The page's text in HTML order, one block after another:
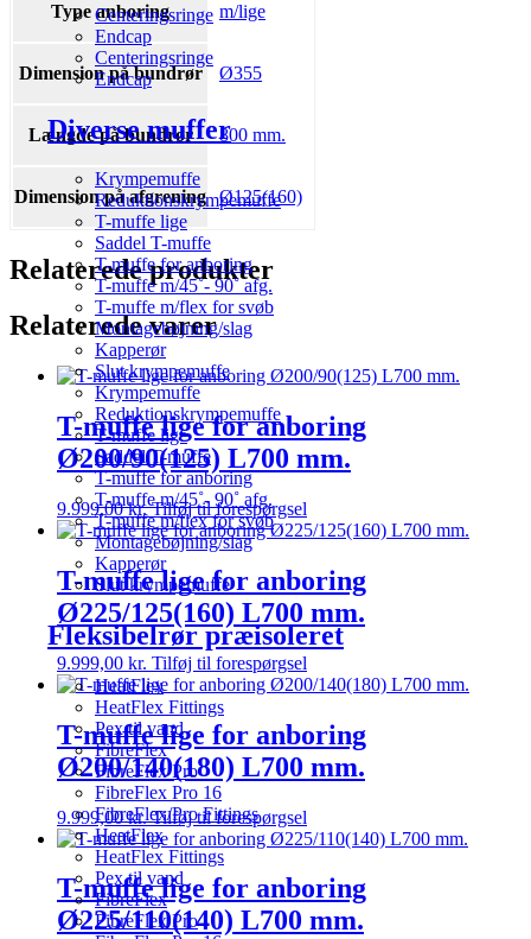
Centeringsringe
Endcap
Centeringsringe
Endcap
Diverse muffer
Krympemuffe
Reduktionskrympemuffe
T-muffe lige
Saddel T-muffe
T-muffe for anboring
T-muffe m/45˚- 90˚ afg.
T-muffe m/flex for svøb
Montagebøjning/slag
Kapperør
Slut krympemuffe
Krympemuffe
Reduktionskrympemuffe
T-muffe lige
Saddel T-muffe
T-muffe for anboring
T-muffe m/45˚- 90˚ afg.
T-muffe m/flex for svøb
Montagebøjning/slag
Kapperør
Slut krympemuffe
Fleksibelrør præisoleret
HeatFlex
HeatFlex Fittings
Pex til vand
FibreFlex
FibreFlex Pro
FibreFlex Pro 16
FibreFlex/Pro Fittings
HeatFlex
HeatFlex Fittings
Pex til vand
FibreFlex
FibreFlex Pro
Type anboring m/lige
Dimension på bundrør Ø355
Længde på bundrør 800 mm.
Dimension på afgrening Ø125(160)
Relaterede produkter
Relaterede varer
T-muffe lige for anboring
Ø200/90(125) L700 mm.
9.999,00kr. Tilføj til forespørgsel
T-muffe lige for anboring
Ø225/125(160) L700 mm.
9.999,00 kr. Tilføj til forespørgsel
T-muffe lige for anboring
Ø200/140(180) L700 mm.
9.999,00kr. Tilføj til forespørgsel
T-muffe lige for anboring
Ø225/110(140) L700 mm.